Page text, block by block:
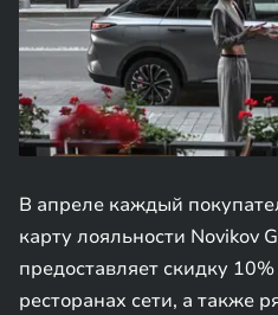
В апреле каждый
карту лояльности Novikov
предоставляет скидку
ресторанах сети, а также